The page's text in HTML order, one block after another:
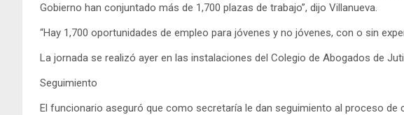
Gobierno han conjuntado más de 1,700 plazas de trabajo”, dijo Villanueva.
“Hay 1,700 oportunidades de empleo para jóvenes y no jóvenes, con o sin
La jornada se realizó ayer en las instalaciones del Colegio de Abogados de
Seguimiento
El funcionario aseguró que como secretaría le dan seguimiento al proceso de